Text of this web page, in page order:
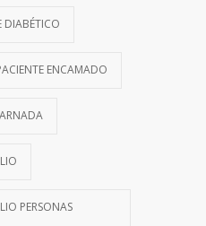
DIABÉTICO
ENCAMADO
PERSONAS